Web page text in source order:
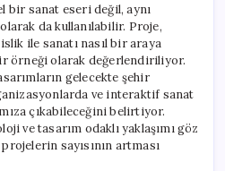
bir sanat eseri değil, aynı
da kullanılabilir. Proje,
ile sanatı nasıl bir araya
örneği olarak değerlendiriliyor.
gelecekte şehir
ve interaktif sanat
çıkabileceğini belirtiyor.
ve tasarım odaklı yaklaşımı göz
sayısının artması